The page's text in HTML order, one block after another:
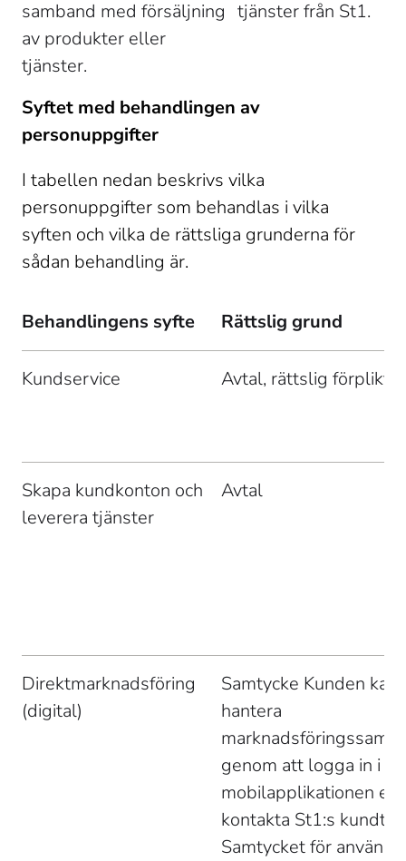
samband med försäljning
av produkter eller
tjänster.
tjänster från St1.
Syftet med behandlingen av
personuppgifter
I tabellen nedan beskrivs vilka
personuppgifter som behandlas i vilka
syften och vilka de rättsliga grunderna för
sådan behandling är.
Behandlingens syfte Rättslig grund
Kundservice Avtal, rättslig
Skapa kundkonton och
leverera tjänster
Avtal
Direktmarknadsföring
(digital)
Samtycke Kunden kan
hantera
genom att logga in i
mobilapplikationen
kontakta St1:s
Samtycket för